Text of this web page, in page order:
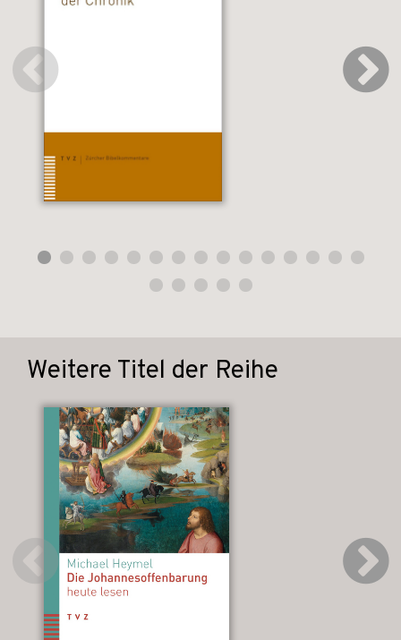
Weitere Titel der Reihe